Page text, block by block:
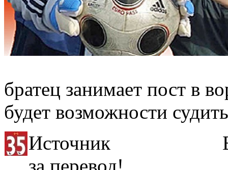
братец занимает пост в
будет возможности
Источник
за перевод!